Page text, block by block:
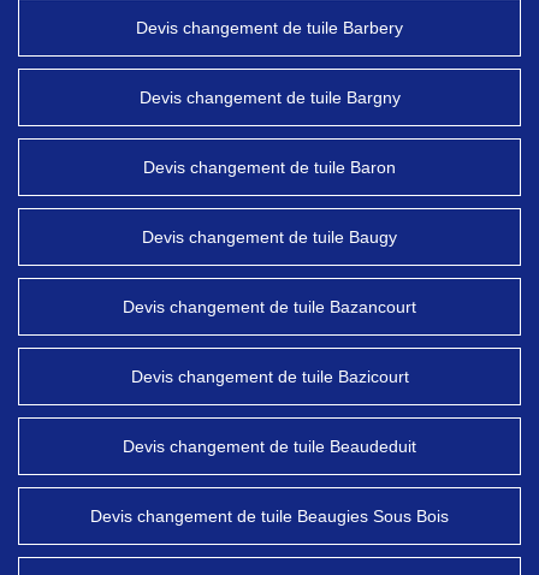
Devis changement de tuile Barbery
Devis changement de tuile Bargny
Devis changement de tuile Baron
Devis changement de tuile Baugy
Devis changement de tuile Bazancourt
Devis changement de tuile Bazicourt
Devis changement de tuile Beaudeduit
Devis changement de tuile Beaugies Sous Bois